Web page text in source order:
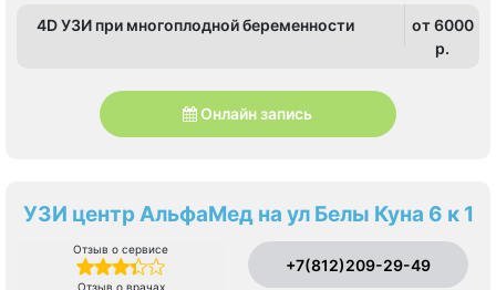
4D УЗИ при многоплодной беременности
от 6000
p.
Онлайн запись
УЗИ центр АльфаМед на ул Белы Куна 6 к 1
Отзыв о сервисе
Отзыв о врачах
+7(812)209-29-49